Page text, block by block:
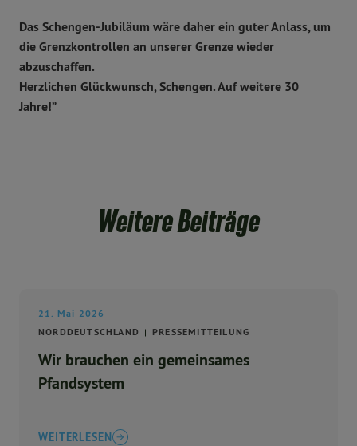
Das Schengen-Jubiläum wäre daher ein guter Anlass, um
die Grenzkontrollen an unserer Grenze wieder
abzuschaffen.
Herzlichen Glückwunsch, Schengen. Auf weitere 30
Jahre!”
Weitere Beiträge
21. Mai 2026
NORDDEUTSCHLAND
PRESSEMITTEILUNG
Wir brauchen ein gemeinsames
Pfandsystem
WEITERLESEN